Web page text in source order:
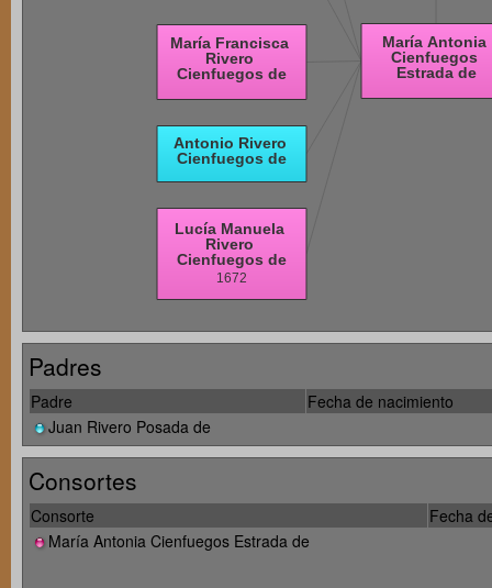
Padres
Padre
Fecha de nacimiento
Juan Rivero Posada de
Consortes
Consorte
Fecha
María Antonia Cienfuegos Estrada de